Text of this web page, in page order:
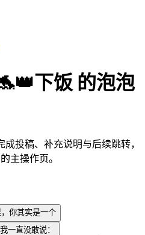
下饭 的泡泡
投稿、补充说明与后续跳转，
主操作页。
你其实是一个
一直没敢说：